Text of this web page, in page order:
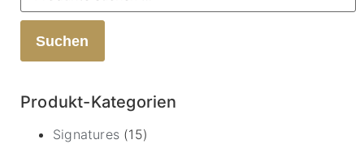
Suchen
Produkt-Kategorien
Signatures (15)